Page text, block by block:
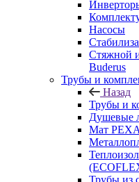
Насосы
Стяжной
Buderus
Трубы и
Назад
Трубы и
Душевые
Мат
Трубы из